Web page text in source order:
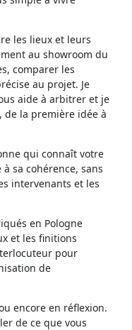
les lieux et leurs
au showroom du
comparer les
au projet. Je
aide à arbitrer et je
la première idée à
qui connaît votre
sa cohérence, sans
intervenants et les
en Pologne
et les finitions
pour
de
encore en réflexion.
de ce que vous